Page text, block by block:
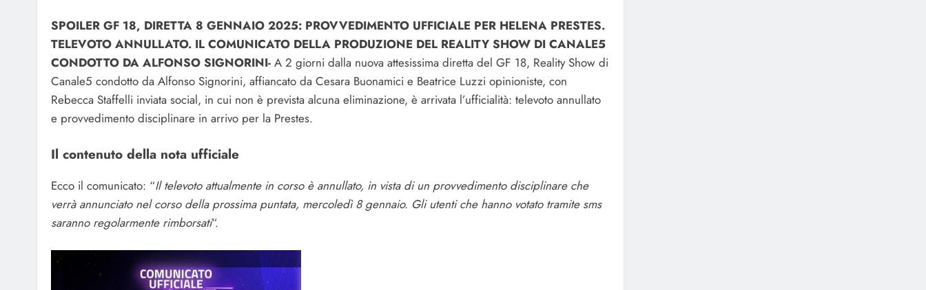
SPOILER GF 18, DIRETTA 8 GENNAIO 2025: PROVVEDIMENTO UFFICIALE PER HELENA PRESTES.
TELEVOTO ANNULLATO. IL COMUNICATO DELLA PRODUZIONE DEL REALITY SHOW DI CANALE5
CONDOTTO DA ALFONSO SIGNORINI- A 2 giorni dalla nuova attesissima diretta del GF 18, Reality Show di
Canale5 condotto da Alfonso Signorini, affiancato da Cesara Buonamici e Beatrice Luzzi opinioniste, con
Rebecca Staffelli inviata social, in cui non è prevista alcuna eliminazione, è arrivata l’ufficialità: televoto annullato
e provvedimento disciplinare in arrivo per la Prestes.
Il contenuto della nota ufficiale
Ecco il comunicato: “Il televoto attualmente in corso è annullato, in vista di un provvedimento disciplinare che
verrà annunciato nel corso della prossima puntata, mercoledì 8 gennaio. Gli utenti che hanno votato tramite sms
saranno regolarmente rimborsati“.